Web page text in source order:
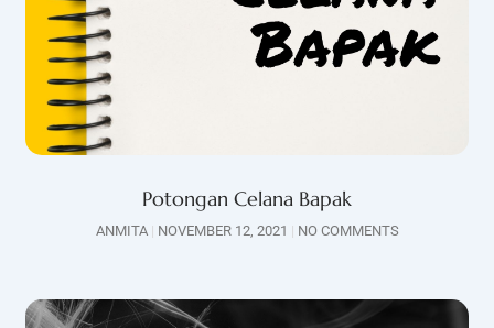
Potongan Celana Bapak
ANMITA NOVEMBER 12, 2021 NO COMMENTS